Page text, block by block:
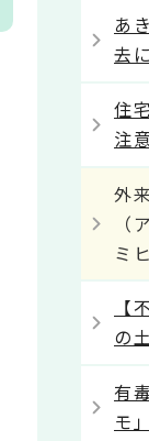
あ
去
住
注
外
（
ミ
【
の
有
モ